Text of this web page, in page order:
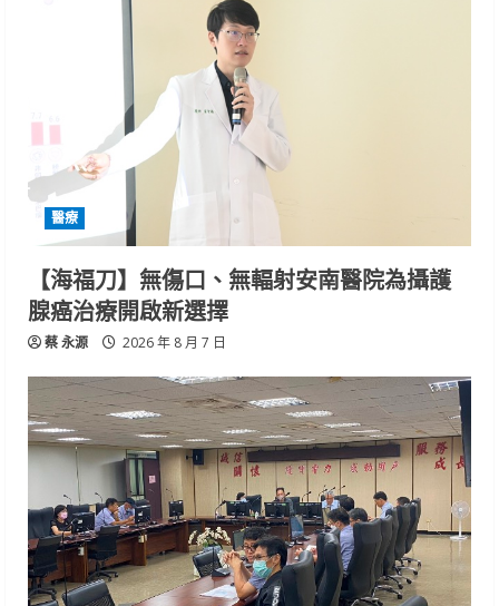
醫療
【海福刀】無傷口、無輻射安南醫院為攝護
腺癌治療開啟新選擇
蔡 永源 2026 年 8 月 7 日